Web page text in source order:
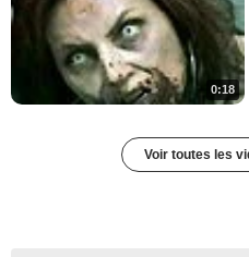
0:18
Voir toutes les